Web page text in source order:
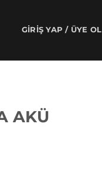
GIRIŞ YAP / ÜYE OL
AKÜ